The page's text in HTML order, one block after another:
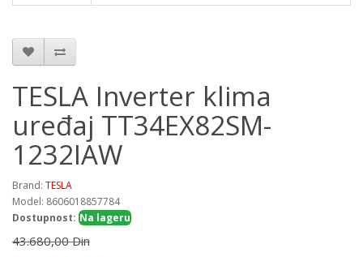
TESLA Inverter klima
uređaj TT34EX82SM-
1232IAW
Brand: TESLA
Model: 8606018857784
Dostupnost: Na lageru
43.680,00 Din